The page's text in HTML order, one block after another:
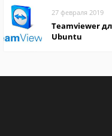
27 февраля 2019
Teamviewer
Ubuntu